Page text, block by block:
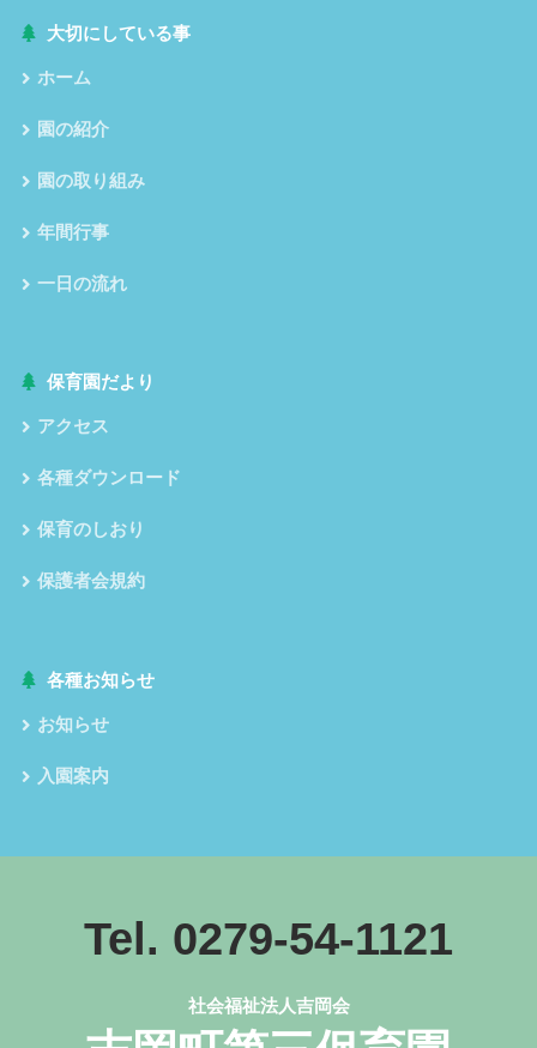
大切にしている事
ホーム
園の紹介
園の取り組み
年間行事
一日の流れ
保育園だより
アクセス
各種ダウンロード
保育のしおり
保護者会規約
各種お知らせ
お知らせ
入園案内
Tel. 0279-54-1121
社会福祉法人吉岡会